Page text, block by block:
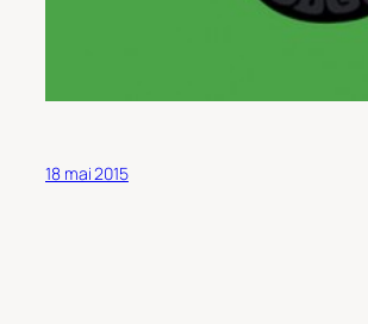
18 mai 2015